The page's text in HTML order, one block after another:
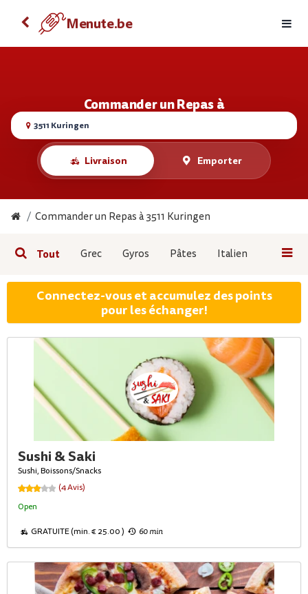
Commander un repas sur Android
Menute.be
Menute.be
Commander un Repas à
3511 Kuringen
Livraison Emporter
Commander un Repas à 3511 Kuringen
Tout Grec Gyros Pâtes Italien Pizza
Connectez-vous et accumulez des points
pour les échanger!
Sushi & Saki
Sushi, Boissons/Snacks
(4 Avis)
Open
GRATUITE (min. € 25.00 ) 60 min